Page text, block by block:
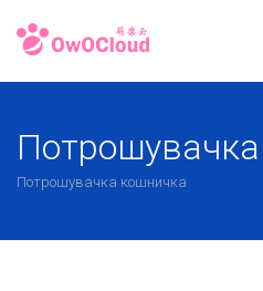
Потрошувачка кошничка